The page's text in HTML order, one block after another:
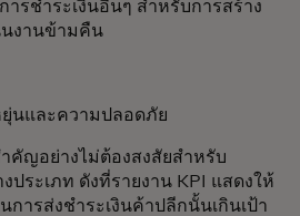
รชำระเงินอื่นๆ สำหรับการสร้าง
นงานข้ามคืน
นและความปลอดภัย
คัญอย่างไม่ต้องสงสัยสำหรับ
ระเภท ดังที่รายงาน KPI แสดงให้
การส่งชำระเงินค้าปลีกนั้นเกินเป้า